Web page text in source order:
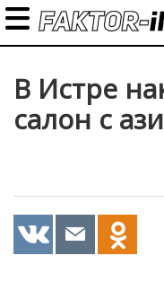
В Истре
салон с